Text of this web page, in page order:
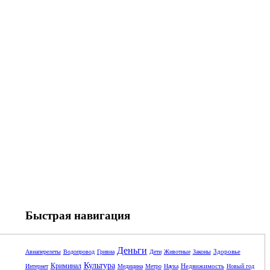
Быстрая навигация
Авиаперелеты Водопровод Гривна Деньги Дети Животные Законы Здоровье
Интернет Криминал Культура Медицина Метро Наука Недвижимость Новый год